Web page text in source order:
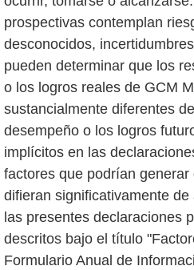
prospectivas contemplan
desconocidos,
pueden determinar que los
o los logros reales de GCM
sustancialmente diferentes
desempeño o los logros
implícitos en las
factores que podrían
difieran significativamente
las presentes declaraciones
descritos bajo el título
Formulario Anual de